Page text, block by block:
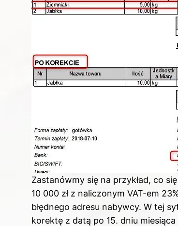
Zastanówmy się na przykład, co
10 000 zł z naliczonym VAT-em
błędnego adresu nabywcy. W tej
korektę z datą po 15. dniu